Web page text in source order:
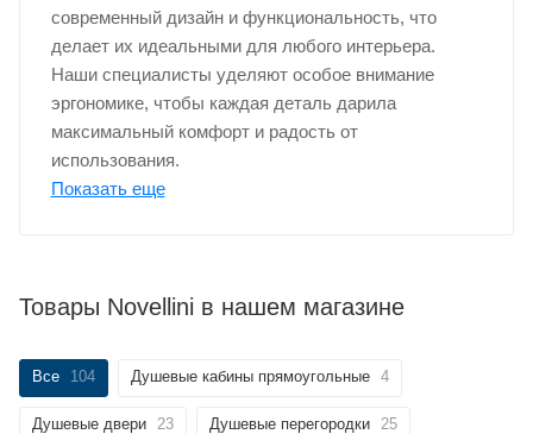
современный дизайн и функциональность, что
делает их идеальными для любого интерьера.
Наши специалисты уделяют особое внимание
эргономике, чтобы каждая деталь дарила
максимальный комфорт и радость от
использования.
Показать еще
Товары Novellini в нашем магазине
Все 104 Душевые кабины прямоугольные 4
Душевые двери 23 Душевые перегородки 25